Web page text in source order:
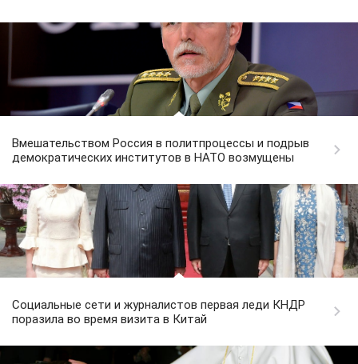
Вмешательством Россия в политпроцессы и подрыв
демократических институтов в НАТО возмущены
Социальные сети и журналистов первая леди КНДР
поразила во время визита в Китай